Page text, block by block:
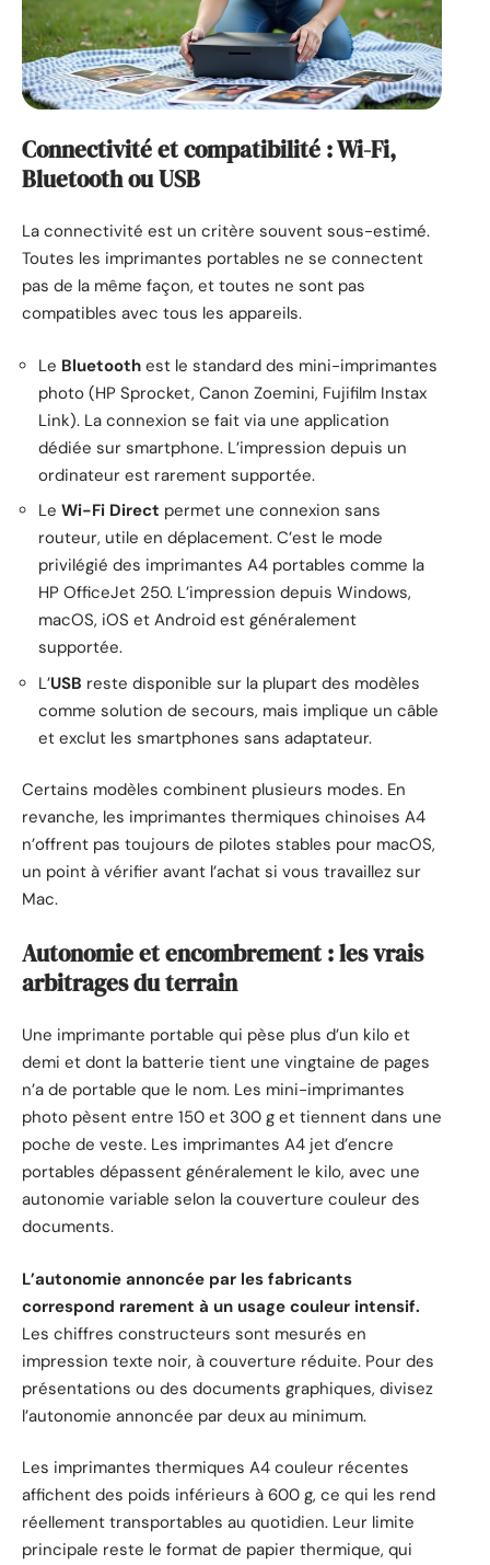
Connectivité et compatibilité : Wi-Fi,
Bluetooth ou USB
La connectivité est un critère souvent sous-estimé.
Toutes les imprimantes portables ne se connectent
pas de la même façon, et toutes ne sont pas
compatibles avec tous les appareils.
Le Bluetooth est le standard des mini-imprimantes
photo (HP Sprocket, Canon Zoemini, Fujifilm Instax
Link). La connexion se fait via une application
dédiée sur smartphone. L’impression depuis un
ordinateur est rarement supportée.
Le Wi-Fi Direct permet une connexion sans
routeur, utile en déplacement. C’est le mode
privilégié des imprimantes A4 portables comme la
HP OfficeJet 250. L’impression depuis Windows,
macOS, iOS et Android est généralement
supportée.
L’USB reste disponible sur la plupart des modèles
comme solution de secours, mais implique un câble
et exclut les smartphones sans adaptateur.
Certains modèles combinent plusieurs modes. En
revanche, les imprimantes thermiques chinoises A4
n’offrent pas toujours de pilotes stables pour macOS,
un point à vérifier avant l’achat si vous travaillez sur
Mac.
Autonomie et encombrement : les vrais
arbitrages du terrain
Une imprimante portable qui pèse plus d’un kilo et
demi et dont la batterie tient une vingtaine de pages
n’a de portable que le nom. Les mini-imprimantes
photo pèsent entre 150 et 300 g et tiennent dans une
poche de veste. Les imprimantes A4 jet d’encre
portables dépassent généralement le kilo, avec une
autonomie variable selon la couverture couleur des
documents.
L’autonomie annoncée par les fabricants
correspond rarement à un usage couleur intensif.
Les chiffres constructeurs sont mesurés en
impression texte noir, à couverture réduite. Pour des
présentations ou des documents graphiques, divisez
l’autonomie annoncée par deux au minimum.
Les imprimantes thermiques A4 couleur récentes
affichent des poids inférieurs à 600 g, ce qui les rend
réellement transportables au quotidien. Leur limite
principale reste le format de papier thermique, qui